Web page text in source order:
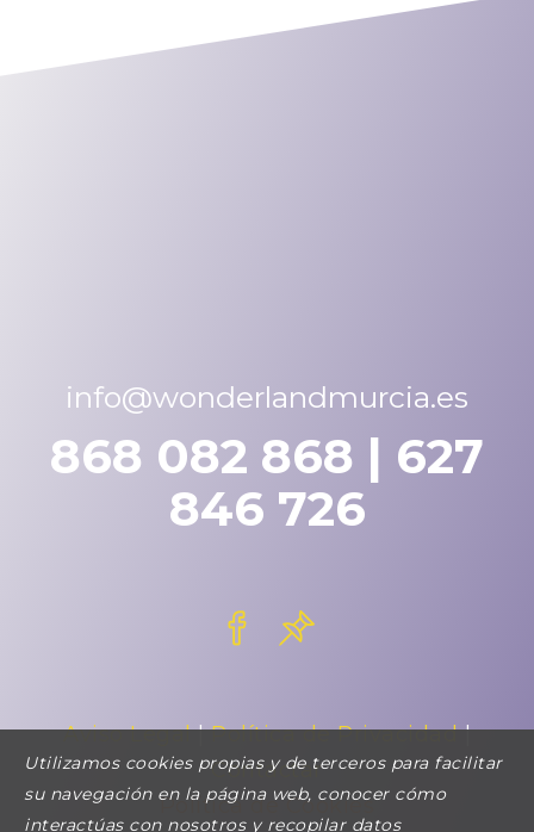
info@wonderlandmurcia.es
868 082 868 | 627
846 726
Aviso Legal|Política de Privacidad|
Contactar
Política de Cookies
Utilizamos cookies propias y de terceros para facilitar
su navegación en la página web, conocer cómo
interactúas con nosotros y recopilar datos